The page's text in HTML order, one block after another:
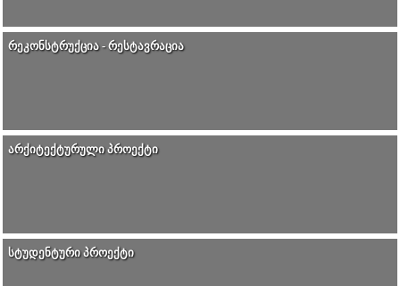
ᲠᲔᲙᲝᲜᲡᲢᲠᲣᲥᲪᲘᲐ - ᲠᲔᲡᲢᲐᲕᲠᲐᲪᲘᲐ
ᲐᲠᲥᲘᲢᲔᲥᲢᲣᲠᲣᲚᲘ ᲞᲠᲝᲔᲥᲢᲘ
ᲡᲢᲣᲓᲔᲜᲢᲣᲠᲘ ᲞᲠᲝᲔᲥᲢᲘ